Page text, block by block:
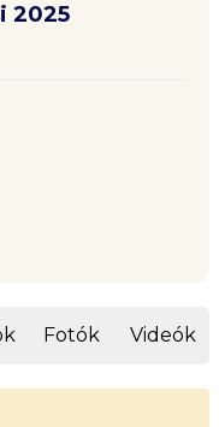
2025
Fotók Videók